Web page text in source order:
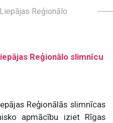
Reģionālo
Reģionālo slimnīcu
Reģionālās slimnīcas
apmācību iziet Rīgas